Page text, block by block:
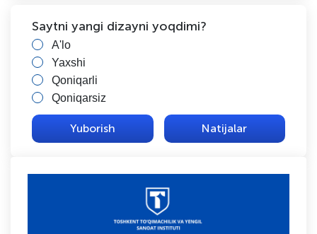
Saytni yangi dizayni yoqdimi?
A'lo
Yaxshi
Qoniqarli
Qoniqarsiz
Natijalar